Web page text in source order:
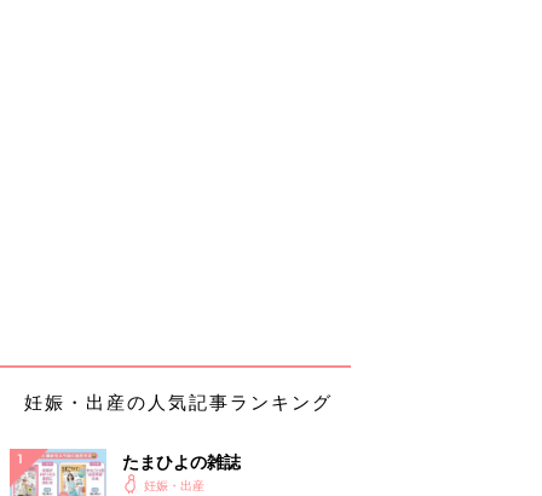
るより、食べられるものを食べられるときに食
和風パスタ【妊婦ごはん・大人2人分】
体調が悪くてキッチンに立つのがつらいときの
妊娠・出産の人気記事ランキング
たまひよの雑誌
妊娠・出産